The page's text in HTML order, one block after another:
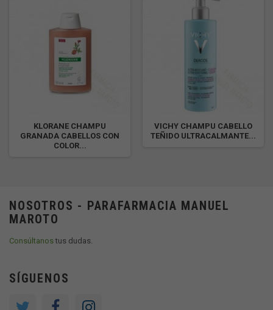
KLORANE CHAMPU
GRANADA CABELLOS CON
COLOR...
VICHY CHAMPU CABELLO
TEÑIDO ULTRACALMANTE...
NOSOTROS - PARAFARMACIA MANUEL
MAROTO
Consúltanostus dudas.
SÍGUENOS